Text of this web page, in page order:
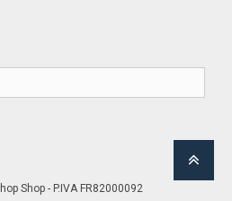
Shop - P.IVA FR82000092